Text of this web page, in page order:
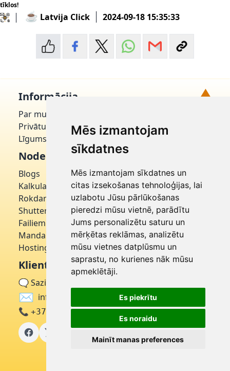
Mēs izmantojam
sīkdatnes
Mēs izmantojam sīkdatnes un
citas izsekošanas tehnoloģijas, lai
uzlabotu Jūsu pārlūkošanas
pieredzi mūsu vietnē, parādītu
Jums personalizētu saturu un
mērķētas reklāmas, analizētu
mūsu vietnes datplūsmu un
saprastu, no kurienes nāk mūsu
apmeklētāji.
Es piekrītu
Es noraidu
Mainīt manas preferences
tīklos!
☕ Latvija Click 2024-09-18 15:35:33
▲
Informācija
Par mums
Privātuma politika
Līgums par domēnu
Noderīgi
Blogs
Kalkulatori
Rokdarbniece
Shutterstock
Failiem
Mandarīns
Hostinger
Klientu apkalpošana
🗨Sazinieties ar mums
✉ info@latvija.click
📞 +371 27322332